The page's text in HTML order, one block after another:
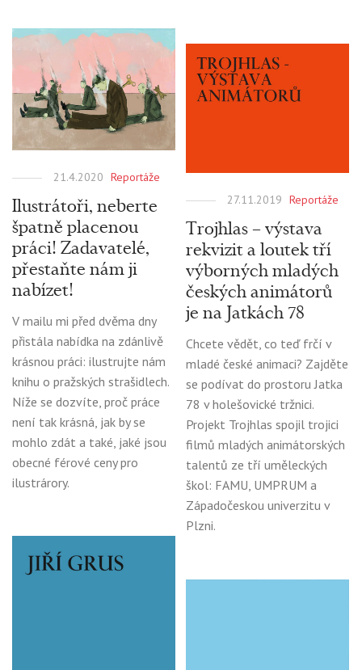
21.4.2020 Reportáže
Ilustrátoři, neberte
špatně placenou
práci! Zadavatelé,
přestaňte nám ji
nabízet!
V mailu mi před dvěma dny
přistála nabídka na zdánlivě
krásnou práci: ilustrujte nám
knihu o pražských strašidlech.
Níže se dozvíte, proč práce
není tak krásná, jak by se
mohlo zdát a také, jaké jsou
obecné férové ceny pro
ilustrárory.
27.11.2019 Reportáže
Trojhlas – výstava
rekvizit a loutek tří
výborných mladých
českých animátorů
je na Jatkách 78
Chcete vědět, co teď frčí v
mladé české animaci? Zajděte
se podívat do prostoru Jatka
78 v holešovické tržnici.
Projekt Trojhlas spojil trojici
filmů mladých animátorských
talentů ze tří uměleckých
škol: FAMU, UMPRUM a
Západočeskou univerzitu v
Plzni.